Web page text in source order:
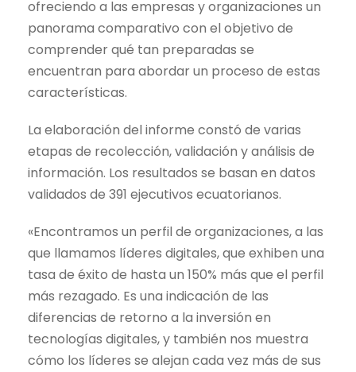
ofreciendo a las empresas y organizaciones un
panorama comparativo con el objetivo de
comprender qué tan preparadas se
encuentran para abordar un proceso de estas
características.
La elaboración del informe constó de varias
etapas de recolección, validación y análisis de
información. Los resultados se basan en datos
validados de 391 ejecutivos ecuatorianos.
«Encontramos un perfil de organizaciones, a las
que llamamos líderes digitales, que exhiben una
tasa de éxito de hasta un 150% más que el perfil
más rezagado. Es una indicación de las
diferencias de retorno a la inversión en
tecnologías digitales, y también nos muestra
cómo los líderes se alejan cada vez más de sus